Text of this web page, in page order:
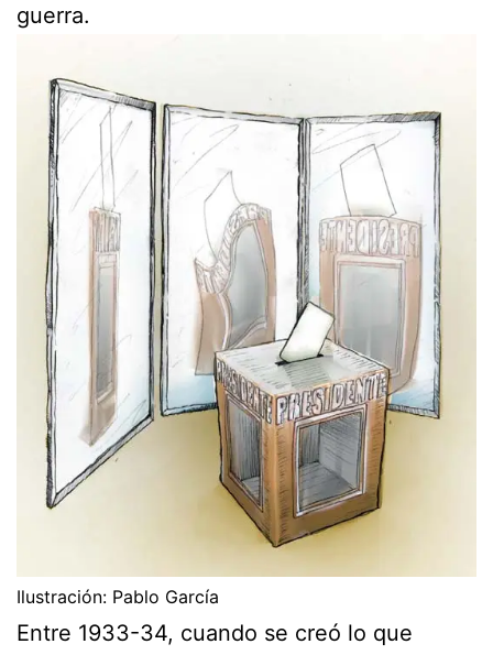
guerra.
Ilustración: Pablo García
Entre 1933-34, cuando se creó lo que